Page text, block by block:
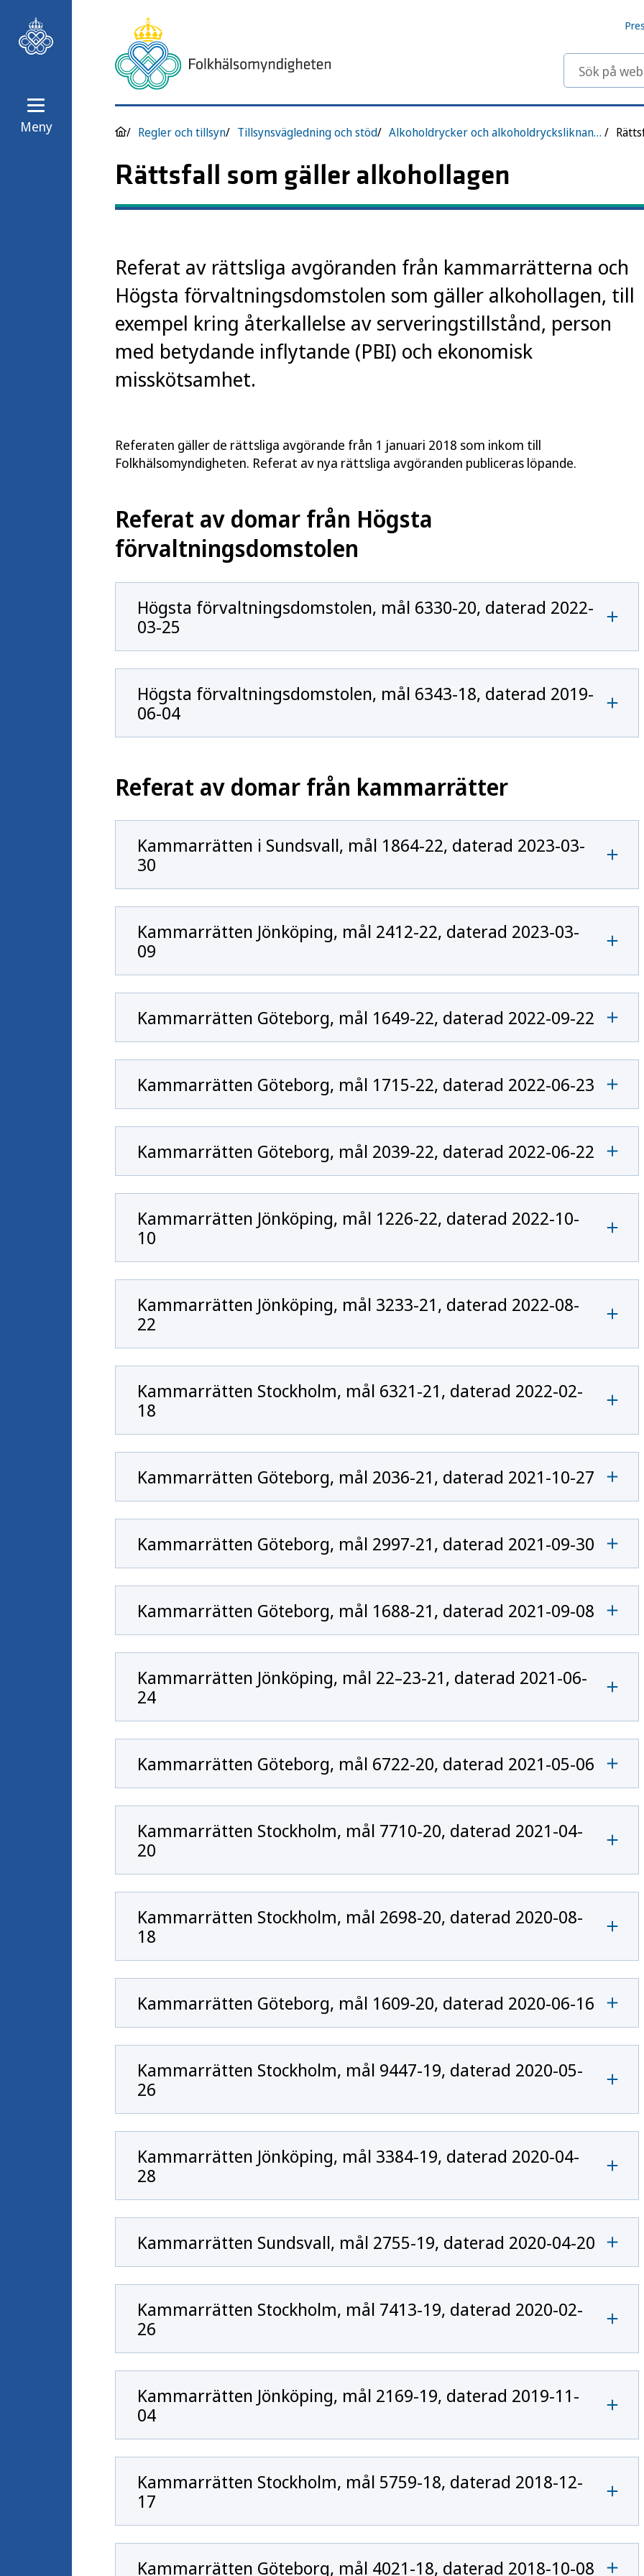
Meny
Sök på
Regler och tillsyn Tillsynsvägledning och stöd Alkoholdrycker och alkoholdrycksliknande preparat – tillsynsvägledning för försäljning
Rättsfall som gäller alkohollagen
Referat av rättsliga avgöranden från kammarrätterna och
Högsta förvaltningsdomstolen som gäller alkohollagen, till
exempel kring återkallelse av serveringstillstånd, person
med betydande inflytande (PBI) och ekonomisk
misskötsamhet.
Referaten gäller de rättsliga avgörande från 1 januari 2018 som inkom till
Folkhälsomyndigheten. Referat av nya rättsliga avgöranden publiceras löpande.
Referat av domar från Högsta
förvaltningsdomstolen
Högsta förvaltningsdomstolen, mål 6330-20, daterad 2022-
03-25
Högsta förvaltningsdomstolen, mål 6343-18, daterad 2019-
06-04
Referat av domar från kammarrätter
Kammarrätten i Sundsvall, mål 1864-22, daterad 2023-03-
30
Kammarrätten Jönköping, mål 2412-22, daterad 2023-03-
09
Kammarrätten Göteborg, mål 1649-22, daterad 2022-09-22
Kammarrätten Göteborg, mål 1715-22, daterad 2022-06-23
Kammarrätten Göteborg, mål 2039-22, daterad 2022-06-22
Kammarrätten Jönköping, mål 1226-22, daterad 2022-10-
10
Kammarrätten Jönköping, mål 3233-21, daterad 2022-08-
22
Kammarrätten Stockholm, mål 6321-21, daterad 2022-02-
18
Kammarrätten Göteborg, mål 2036-21, daterad 2021-10-27
Kammarrätten Göteborg, mål 2997-21, daterad 2021-09-30
Kammarrätten Göteborg, mål 1688-21, daterad 2021-09-08
Kammarrätten Jönköping, mål 22–23-21, daterad 2021-06-
24
Kammarrätten Göteborg, mål 6722-20, daterad 2021-05-06
Kammarrätten Stockholm, mål 7710-20, daterad 2021-04-
20
Kammarrätten Stockholm, mål 2698-20, daterad 2020-08-
18
Kammarrätten Göteborg, mål 1609-20, daterad 2020-06-16
Kammarrätten Stockholm, mål 9447-19, daterad 2020-05-
26
Kammarrätten Jönköping, mål 3384-19, daterad 2020-04-
28
Kammarrätten Sundsvall, mål 2755-19, daterad 2020-04-20
Kammarrätten Stockholm, mål 7413-19, daterad 2020-02-
26
Kammarrätten Jönköping, mål 2169-19, daterad 2019-11-
04
Kammarrätten Stockholm, mål 5759-18, daterad 2018-12-
17
Kammarrätten Göteborg, mål 4021-18, daterad 2018-10-08